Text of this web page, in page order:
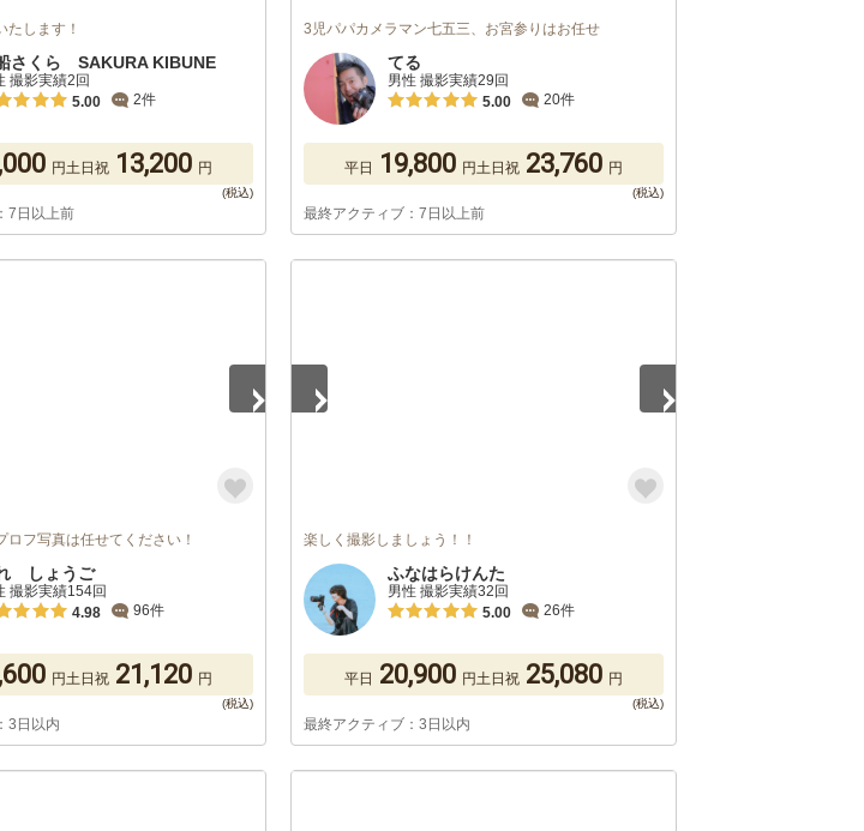
たします！
さくら SAKURA KIBUNE
撮影実績2回
5.00
2件
円土日祝 13,200 円
7日以上前
3児パパカメラマン七五三、お宮参りはお任せ
てる
男性 撮影実績29回
5.00
20件
平日 19,800 円土日祝 23,760 円
最終アクティブ：7日以上前
ロフ写真は任せてください！
しょうご
撮影実績154回
4.98
96件
円土日祝 21,120 円
3日以内
楽しく撮影しましょう！！
ふなはらけんた
男性 撮影実績32回
5.00
26件
平日 20,900 円土日祝 25,080 円
最終アクティブ：3日以内